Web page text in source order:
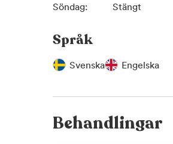
Söndag:
Stängt
Språk
Svenska Engelska
Behandlingar